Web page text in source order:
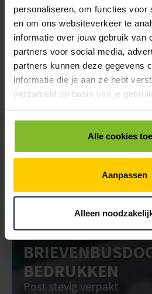
personaliseren, om functies voor
en om ons websiteverkeer te
informatie over jouw gebruik van
partners voor social media,
partners kunnen deze gegevens
informatie die je aan ze hebt
verzameld op basis van je
Alle cookies
Aanpassen
Alleen
Hoe werkt een bestellijst?
Wanneer u bent ingelogd, kunt u een
Gebruik bestel- en offertelijsten om
te bestellen. Uw bestel- en
account. Dat pakt altijd goed uit voor
POSTDOOS
Voor een veilige
EXTRA STEVIG
BEDRUKKEN
Post stevig verpakt